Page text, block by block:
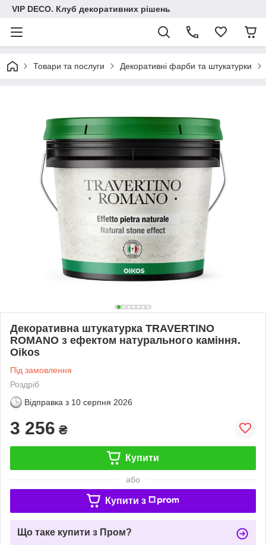
VIP DECO. Клуб декоративних рішень
Товари та послуги Декоративні фарби та штукатурки
Декоративна штукатурка TRAVERTINO
ROMANO з ефектом натурального каміння.
Oikos
Під замовлення
Роздріб
Відправка з 10 серпня 2026
3 256 ₴
Купити
або
Купити з
Що таке купити з Пром?